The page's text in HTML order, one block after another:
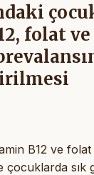
folat
B12 ve
çocuklarda sık